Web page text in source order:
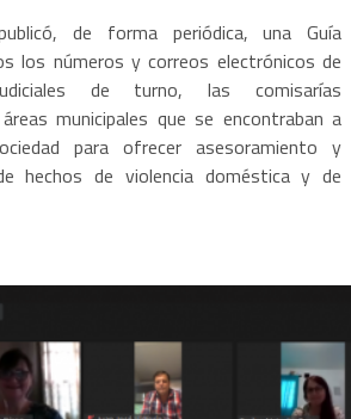
de forma periódica, una Guía
los números y correos electrónicos de
de turno, las comisarías
municipales que se encontraban a
para ofrecer asesoramiento y
hechos de violencia doméstica y de